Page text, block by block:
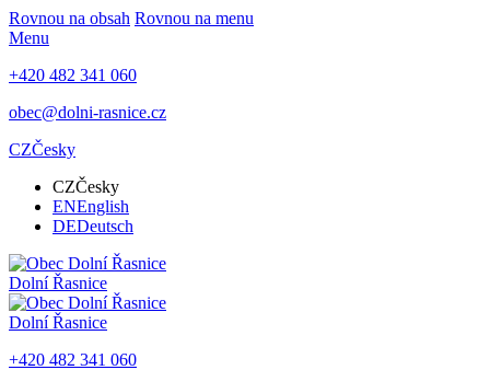
Rovnou na obsah Rovnou na menu
Menu
+420 482 341 060
obec@dolni-rasnice.cz
CZČesky
CZČesky
ENEnglish
DEDeutsch
Dolní Řasnice
Dolní Řasnice
+420 482 341 060